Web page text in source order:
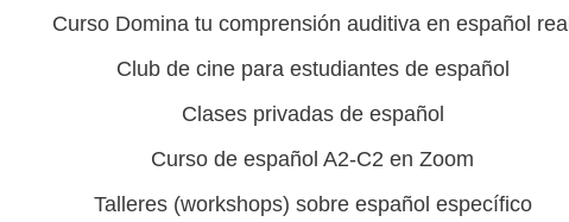
Curso Domina tu comprensión auditiva en español real
Club de cine para estudiantes de español
Clases privadas de español
Curso de español A2-C2 en Zoom
Talleres (workshops) sobre español específico